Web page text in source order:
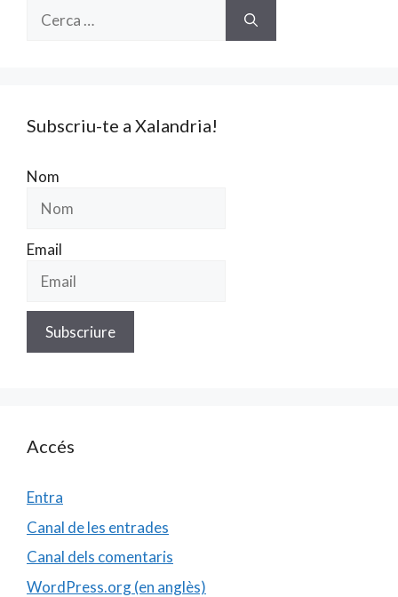
Subscriu-te a Xalandria!
Nom
Email
Accés
Entra
Canal de les entrades
Canal dels comentaris
WordPress.org (en anglès)